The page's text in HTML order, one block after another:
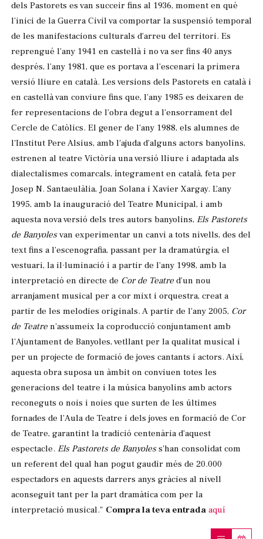
dels Pastorets es van succeir fins al 1936, moment en què
l’inici de la Guerra Civil va comportar la suspensió temporal
de les manifestacions culturals d’arreu del territori. Es
reprengué l’any 1941 en castellà i no va ser fins 40 anys
després, l’any 1981, que es portava a l’escenari la primera
versió lliure en català. Les versions dels Pastorets en català i
en castellà van conviure fins que, l’any 1985 es deixaren de
fer representacions de l’obra degut a l’ensorrament del
Cercle de Catòlics. El gener de l’any 1988, els alumnes de
l'Institut Pere Alsius, amb l'ajuda d'alguns actors banyolins,
estrenen al teatre Victòria una versió lliure i adaptada als
dialectalismes comarcals, íntegrament en català, feta per
Josep N. Santaeulàlia, Joan Solana i Xavier Xargay. L’any
1995, amb la inauguració del Teatre Municipal, i amb
aquesta nova versió dels tres autors banyolins, Els Pastorets
de Banyolesvan experimentar un canvi a tots nivells, des del
text fins a l’escenografia, passant per la dramatúrgia, el
vestuari, la il·luminació i a partir de l’any 1998, amb la
interpretació en directe de Cor de Teatre d’un nou
arranjament musical per a cor mixt i orquestra, creat a
partir de les melodies originals. A partir de l'any 2005, Cor
de Teatre n'assumeix la coproducció conjuntament amb
l'Ajuntament de Banyoles, vetllant per la qualitat musical i
per un projecte de formació de joves cantants i actors. Així,
aquesta obra suposa un àmbit on conviuen totes les
generacions del teatre i la música banyolins amb actors
reconeguts o nois i noies que surten de les últimes
fornades de l’Aula de Teatre i dels joves en formació de Cor
de Teatre, garantint la tradició centenària d’aquest
espectacle. Els Pastorets de Banyoless’han consolidat com
un referent del qual han pogut gaudir més de 20.000
espectadors en aquests darrers anys gràcies al nivell
aconseguit tant per la part dramàtica com per la
interpretació musical." Compra la teva entrada aquí